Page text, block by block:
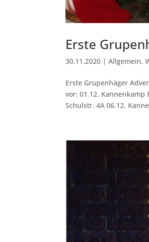
Erste
30.11.2020 |Allgemein,
Erste Grupenhäger
vor: 01.12. Kannenkamp
Schulstr. 4A 06.12.